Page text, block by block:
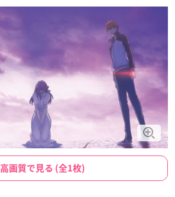
高画質で見る (全1枚)